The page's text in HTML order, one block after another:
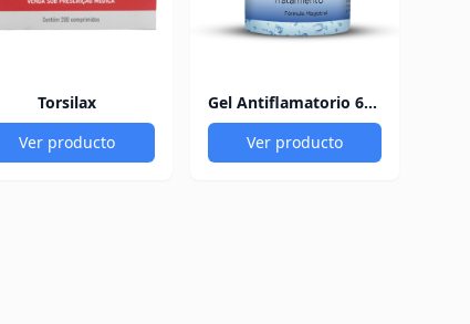
Torsilax
Ver producto
Gel Antiflamatorio 60Gr
Ver producto